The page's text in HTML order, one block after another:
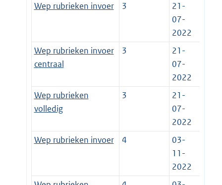
Wep rubrieken invoer
3
21-
07-
2022
Wep rubrieken invoer
centraal
3
21-
07-
2022
Wep rubrieken
volledig
3
21-
07-
2022
Wep rubrieken invoer
4
03-
11-
2022